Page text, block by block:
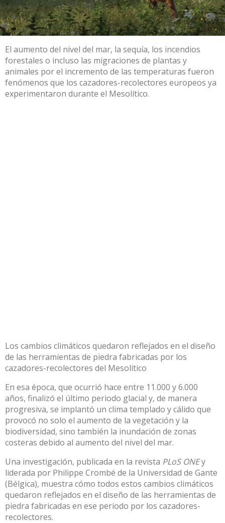
El aumento del nivel del mar, la sequía, los incendios
forestales o incluso las migraciones de plantas y
animales por el incremento de las temperaturas fueron
fenómenos que los cazadores-recolectores europeos ya
experimentaron durante el Mesolítico.
Los cambios climáticos quedaron reflejados en el diseño
de las herramientas de piedra fabricadas por los
cazadores-recolectores del Mesolítico
En esa época, que ocurrió hace entre 11.000 y 6.000
años, finalizó el último periodo glacial y, de manera
progresiva, se implantó un clima templado y cálido que
provocó no solo el aumento de la vegetación y la
biodiversidad, sino también la inundación de zonas
costeras debido al aumento del nivel del mar.
Una investigación, publicada en la revista PLoS ONEy
liderada por Philippe Crombé de la Universidad de Gante
(Bélgica), muestra cómo todos estos cambios climáticos
quedaron reflejados en el diseño de las herramientas de
piedra fabricadas en ese periodo por los cazadores-
recolectores.